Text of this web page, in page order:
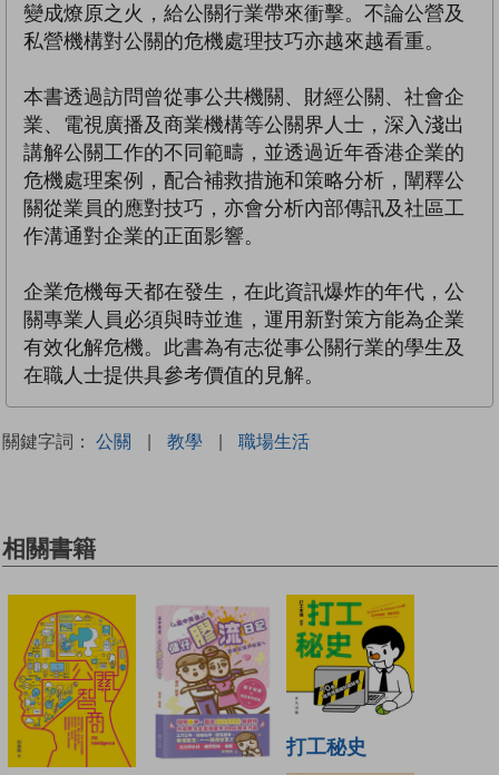
變成燎原之火，給公關行業帶來衝擊。不論公營及
私營機構對公關的危機處理技巧亦越來越看重。
本書透過訪問曾從事公共機關、財經公關、社會企
業、電視廣播及商業機構等公關界人士，深入淺出
講解公關工作的不同範疇，並透過近年香港企業的
危機處理案例，配合補救措施和策略分析，闡釋公
關從業員的應對技巧，亦會分析內部傳訊及社區工
作溝通對企業的正面影響。
企業危機每天都在發生，在此資訊爆炸的年代，公
關專業人員必須與時並進，運用新對策方能為企業
有效化解危機。此書為有志從事公關行業的學生及
在職人士提供具參考價值的見解。
關鍵字詞： 公關 | 教學 | 職場生活
相關書籍
打工秘史